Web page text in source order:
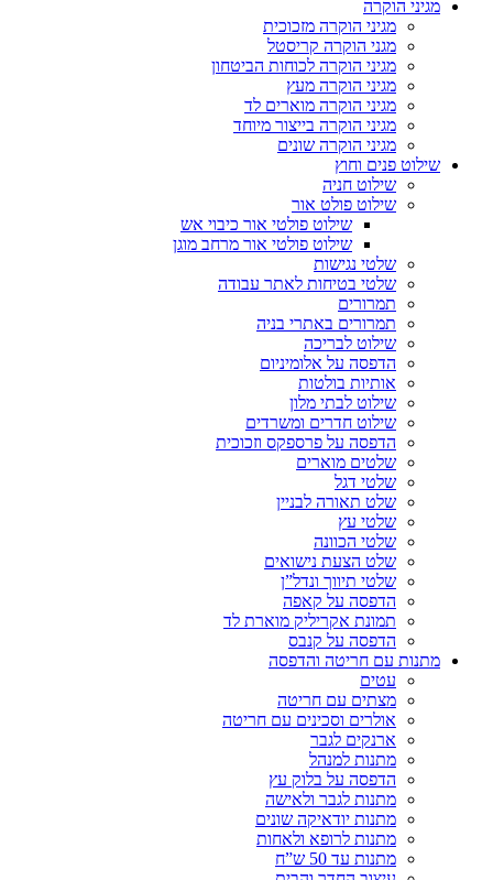
מגיני הוקרה
מגיני הוקרה מזכוכית
מגני הוקרה קריסטל
מגיני הוקרה לכוחות הביטחון
מגיני הוקרה מעץ
מגיני הוקרה מוארים לד
מגיני הוקרה בייצור מיוחד
מגיני הוקרה שונים
שילוט פנים וחוץ
שילוט חניה
שילוט פולט אור
שילוט פולטי אור כיבוי אש
שילוט פולטי אור מרחב מוגן
שלטי נגישות
שלטי בטיחות לאתר עבודה
תמרורים
תמרורים באתרי בניה
שילוט לבריכה
הדפסה על אלומיניום
אותיות בולטות
שילוט לבתי מלון
שילוט חדרים ומשרדים
הדפסה על פרספקס וזכוכית
שלטים מוארים
שלטי דגל
שלט תאורה לבניין
שלטי עץ
שלטי הכוונה
שלט הצעת נישואים
שלטי תיווך ונדל”ן
הדפסה על קאפה
תמונת אקריליק מוארת לד
הדפסה על קנבס
מתנות עם חריטה והדפסה
עטים
מצתים עם חריטה
אולרים וסכינים עם חריטה
ארנקים לגבר
מתנות למנהל
הדפסה על בלוק עץ
מתנות לגבר ולאישה
מתנות יודאיקה שונים
מתנות לרופא ולאחות
מתנות עד 50 ש”ח